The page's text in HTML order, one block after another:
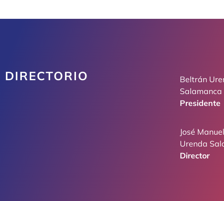
DIRECTORIO
Beltrán
Salamanca
Presidente
José Manuel
Urenda
Director